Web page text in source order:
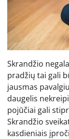
Skrandžio
pradžių tai gali
jausmas
daugelis
pojūčiai gali
Skrandžio
kasdieniais